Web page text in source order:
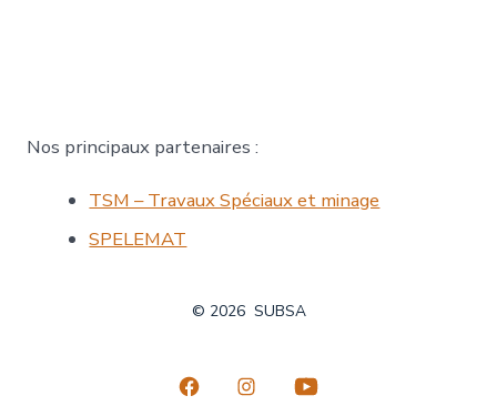
Nos principaux partenaires :
TSM – Travaux Spéciaux et minage
SPELEMAT
Open Open Open
© 2026 SUBSA